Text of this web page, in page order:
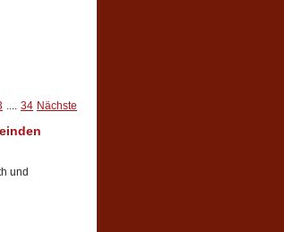
.... 34 Nächste
und